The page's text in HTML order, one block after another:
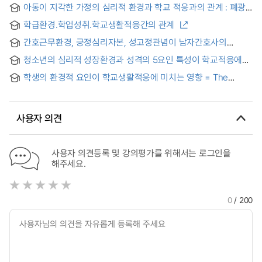
아동이 지각한 가정의 심리적 환경과 학교 적응과의 관계 : 폐광
Environment of Children's Families and Children's
Adjustments to Schools : With Focus on Regions of
Abandoned Mines
학급환경.학업성취.학교생활적응간의 관계
간호근무환경, 긍정심리자본, 성고정관념이 남자간호사의
청소년의 심리적 성장환경과 성격의 5요인 특성이 학교적응에
학생의 환경적 요인이 학교생활적응에 미치는 영향 = The
사용자 의견
사용자 의견등록 및 강의평가를 위해서는 로그인을
해주세요.
0/ 200